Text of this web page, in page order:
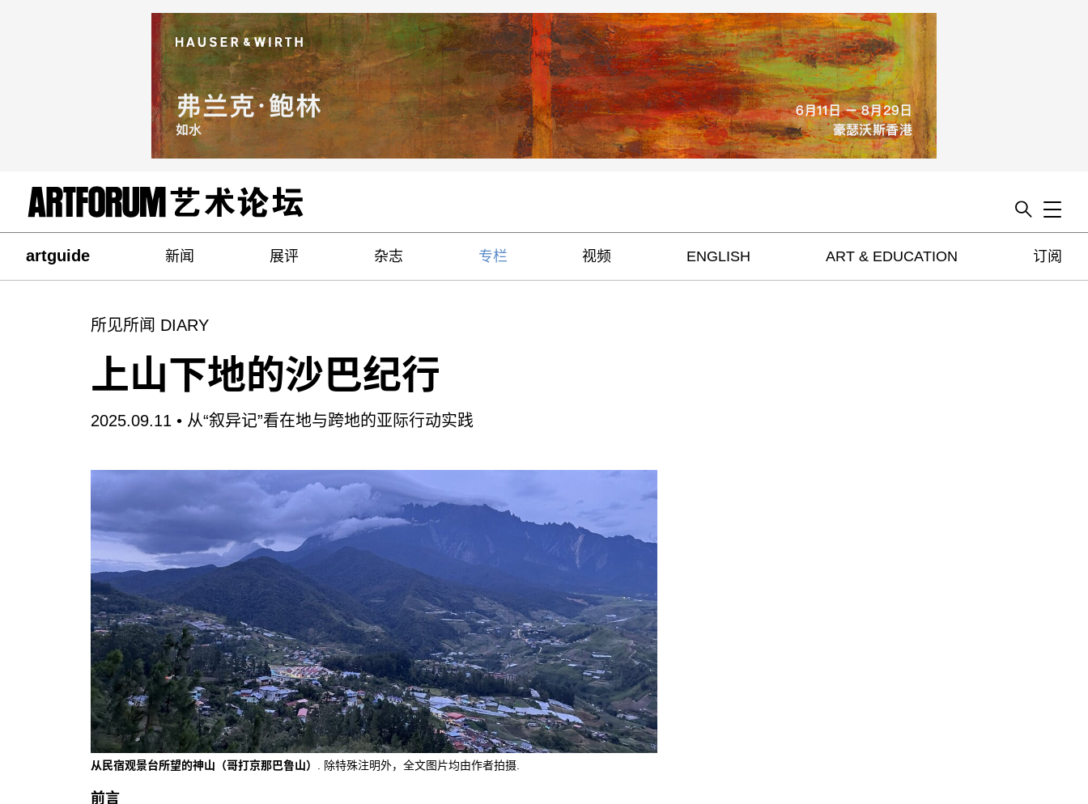
Toggle
artguide 新闻 展评 杂志 专栏 视频 ENGLISH ART & EDUCATION 订阅
所见所闻 DIARY
上山下地的沙巴纪行
2025.09.11 • 从“叙异记”看在地与跨地的亚际行动实践
从民宿观景台所望的神山（哥打京那巴鲁山） . 除特殊注明外，全文图片均由作者拍摄.
前言